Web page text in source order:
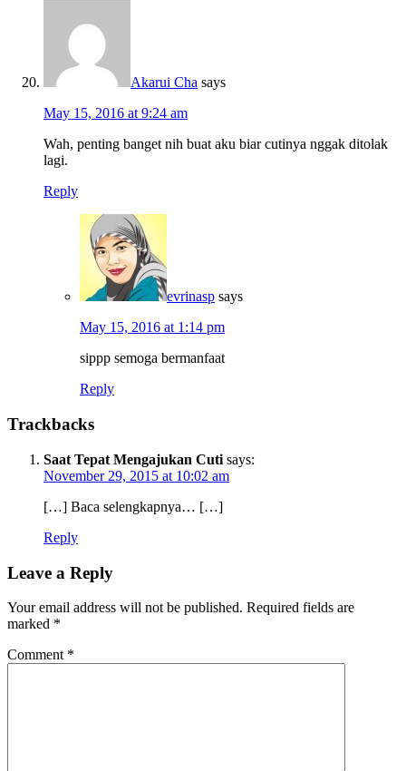
Akarui Cha says
May 15, 2016 at 9:24 am
Wah, penting banget nih buat aku biar cutinya nggak ditolak
lagi.
Reply
evrinasp says
May 15, 2016 at 1:14 pm
sippp semoga bermanfaat
Reply
Trackbacks
Saat Tepat Mengajukan Cuti says:
November 29, 2015 at 10:02 am
[…] Baca selengkapnya… […]
Reply
Leave a Reply
Your email address will not be published. Required fields are
marked *
Comment *